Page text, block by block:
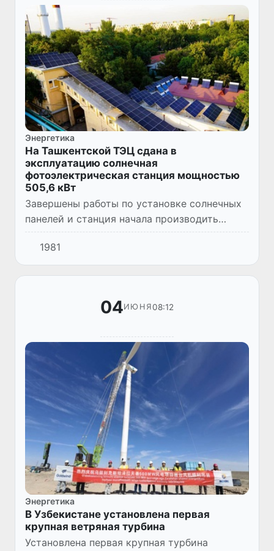
Энергетика
На Ташкентской ТЭЦ сдана в
эксплуатацию солнечная
фотоэлектрическая станция мощностью
505,6 кВт
Завершены работы по установке солнечных
панелей и станция начала производить
«зеленую энергию».
1981
04ИЮНЯ08:12
Энергетика
В Узбекистане установлена первая
крупная ветряная турбина
Установлена первая крупная турбина